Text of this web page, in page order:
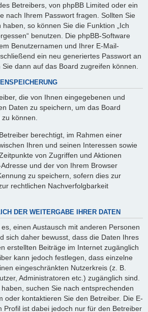
Betreibers, von phpBB Limited oder ein
nach Ihrem Passwort fragen. Sollten Sie
so können Sie die Funktion „Ich
benutzen. Die phpBB-Software
Benutzernamen und Ihrer E-Mail-
ein neu generiertes Passwort an
dann auf das Board zugreifen können.
die von Ihnen eingegebenen und
Daten zu speichern, um das Board
können.
berechtigt, im Rahmen einer
Ihren und seinen Interessen sowie
von Zugriffen und Aktionen
und der von Ihrem Browser
zu speichern, sofern dies zur
rechtlichen Nachverfolgbarkeit
DER WEITERGABE IHRER DATEN
einen Austausch mit anderen Personen
sich daher bewusst, dass die Daten Ihres
erstellten Beiträge im Internet zugänglich
kann jedoch festlegen, dass einzelne
eingeschränkten Nutzerkreis (z. B.
Administratoren etc.) zugänglich sind.
suchen Sie nach entsprechenden
oder kontaktieren Sie den Betreiber. Die E-
Profil ist dabei jedoch nur für den Betreiber